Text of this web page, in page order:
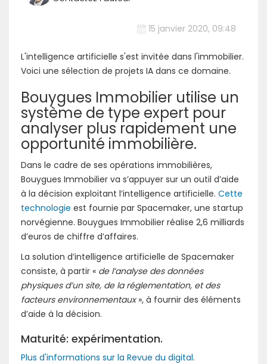
15 janvier 2020, 09:48
L'intelligence artificielle s'est invitée dans l'immobilier.
Voici une sélection de projets IA dans ce domaine.
Bouygues Immobilier utilise un
système de type expert pour
analyser plus rapidement une
opportunité immobilière.
Dans le cadre de ses opérations immobilières,
Bouygues Immobilier va s’appuyer sur un outil d’aide
à la décision exploitant l’intelligence artificielle. Cette
technologie est fournie par Spacemaker, une startup
norvégienne. Bouygues Immobilier réalise 2,6 milliards
d’euros de chiffre d’affaires.
La solution d’intelligence artificielle de Spacemaker
consiste, à partir « de l’analyse des données
physiques d’un site, de la réglementation, et des
facteurs environnementaux», à fournir des éléments
d’aide à la décision.
Maturité: expérimentation.
Plus d'informations sur la Revue du digital.